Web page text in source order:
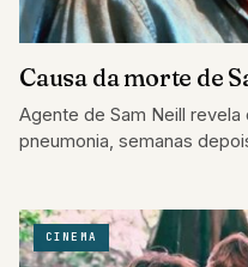
Causa da morte de
Agente de Sam Neill
pneumonia, semanas
CINEMA